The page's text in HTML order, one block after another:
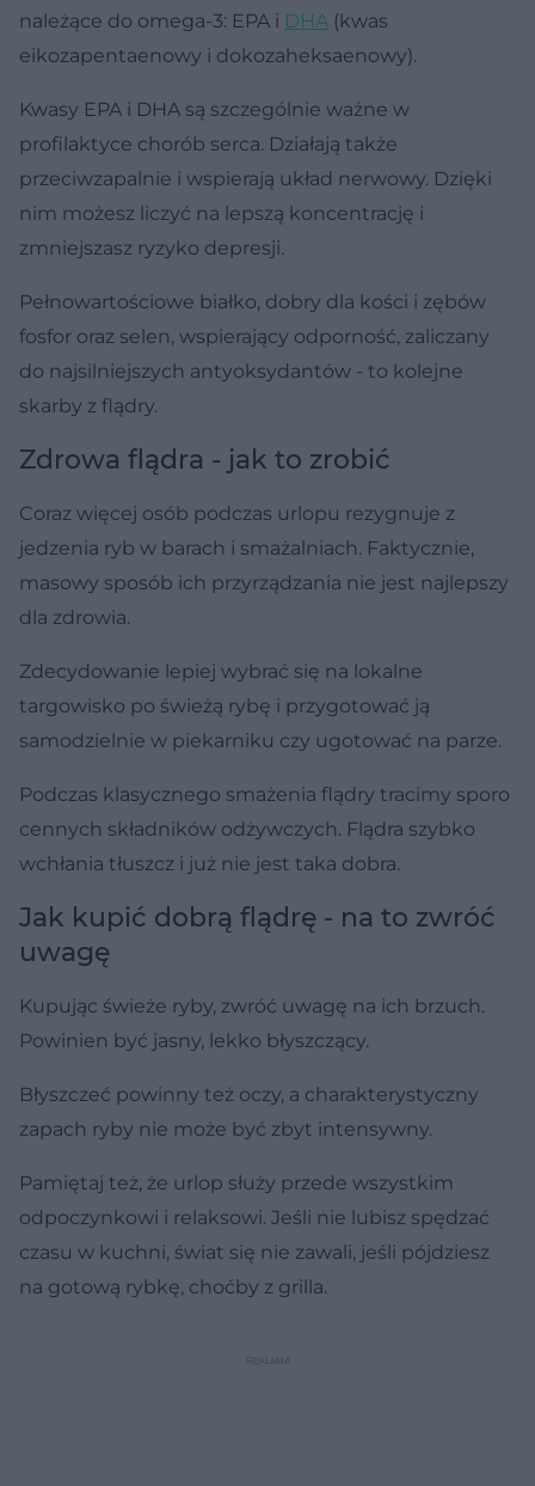
należące do omega-3: EPA i DHA (kwas
eikozapentaenowy i dokozaheksaenowy).
Kwasy EPA i DHA są szczególnie ważne w
profilaktyce chorób serca. Działają także
przeciwzapalnie i wspierają układ nerwowy. Dzięki
nim możesz liczyć na lepszą koncentrację i
zmniejszasz ryzyko depresji.
Pełnowartościowe białko, dobry dla kości i zębów
fosfor oraz selen, wspierający odporność, zaliczany
do najsilniejszych antyoksydantów - to kolejne
skarby z flądry.
Zdrowa flądra - jak to zrobić
Coraz więcej osób podczas urlopu rezygnuje z
jedzenia ryb w barach i smażalniach. Faktycznie,
masowy sposób ich przyrządzania nie jest najlepszy
dla zdrowia.
Zdecydowanie lepiej wybrać się na lokalne
targowisko po świeżą rybę i przygotować ją
samodzielnie w piekarniku czy ugotować na parze.
Podczas klasycznego smażenia flądry tracimy sporo
cennych składników odżywczych. Flądra szybko
wchłania tłuszcz i już nie jest taka dobra.
Jak kupić dobrą flądrę - na to zwróć
uwagę
Kupując świeże ryby, zwróć uwagę na ich brzuch.
Powinien być jasny, lekko błyszczący.
Błyszczeć powinny też oczy, a charakterystyczny
zapach ryby nie może być zbyt intensywny.
Pamiętaj też, że urlop służy przede wszystkim
odpoczynkowi i relaksowi. Jeśli nie lubisz spędzać
czasu w kuchni, świat się nie zawali, jeśli pójdziesz
na gotową rybkę, choćby z grilla.